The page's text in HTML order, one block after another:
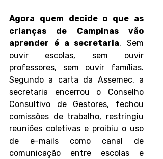
Agora quem decide o que as
crianças de Campinas vão
aprender é a secretaria. Sem
ouvir escolas, sem ouvir
professores, sem ouvir famílias.
Segundo a carta da Assemec, a
secretaria encerrou o Conselho
Consultivo de Gestores, fechou
comissões de trabalho, restringiu
reuniões coletivas e proibiu o uso
de e-mails como canal de
comunicação entre escolas e